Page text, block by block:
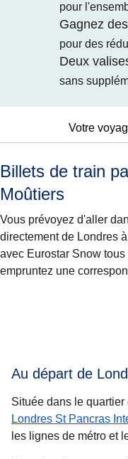
pour
Gagnez
pour des
Deux
sans
Votre
Billets de train
Moûtiers
Vous prévoyez d'aller
directement de Londres
avec Eurostar Snow
empruntez une
Au départ de
Située dans le
Londres St Pancras
les lignes de métro et